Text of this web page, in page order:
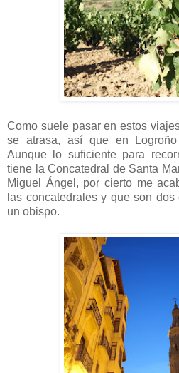
Como suele pasar en estos
se atrasa, así que en
Aunque lo suficiente para
tiene la Concatedral de Santa
Miguel Ángel, por cierto me
las concatedrales y que son
un obispo.